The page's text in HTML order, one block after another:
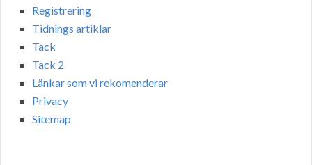
Registrering
Tidnings artiklar
Tack
Tack 2
Länkar som vi rekomenderar
Privacy
Sitemap